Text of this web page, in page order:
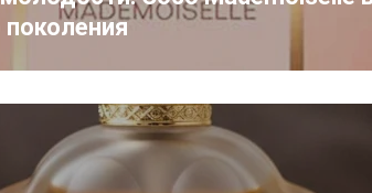
поколения